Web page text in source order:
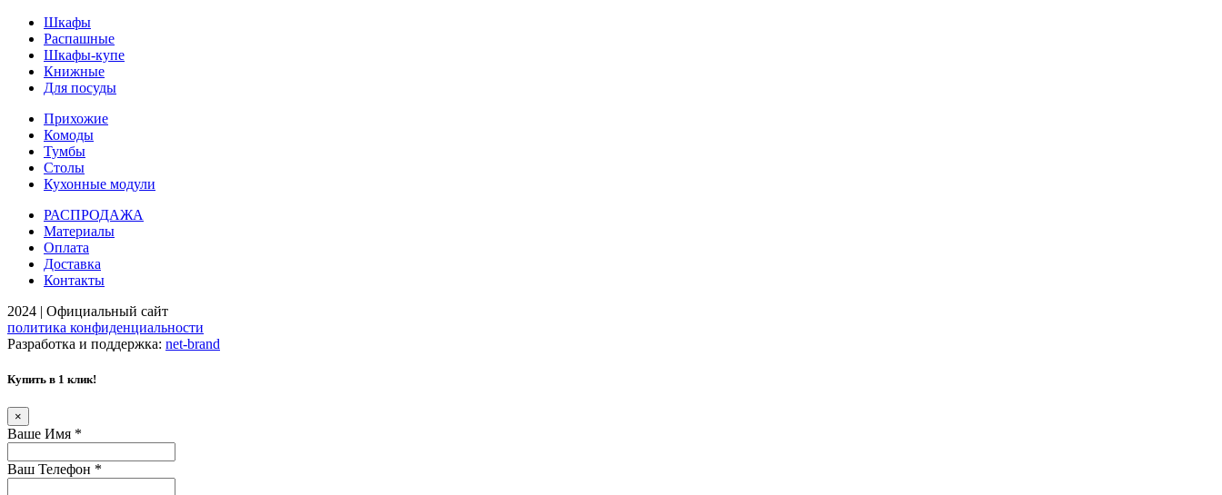
Шкафы
Распашные
Шкафы-купе
Книжные
Для посуды
Прихожие
Комоды
Тумбы
Столы
Кухонные модули
РАСПРОДАЖА
Материалы
Оплата
Доставка
Контакты
2024 | Официальный сайт
политика конфиденциальности
Разработка и поддержка: net-brand
Купить в 1 клик!
×
Ваше Имя *
Ваш Телефон *